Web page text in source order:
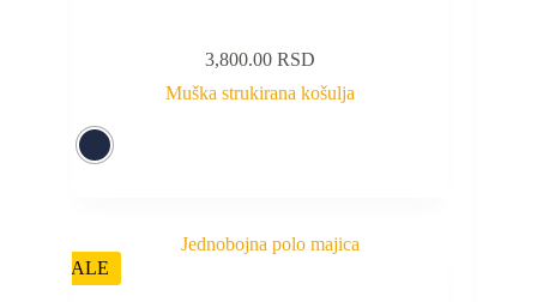
3,800.00RSD
Muška strukirana košulja
SALE